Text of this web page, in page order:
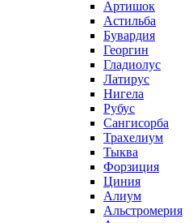
Артишок
Астильба
Бувардия
Георгин
Гладиолус
Латирус
Нигела
Рубус
Сангисорба
Трахелиум
Тыква
Форзиция
Циния
Алиум
Альстромерия